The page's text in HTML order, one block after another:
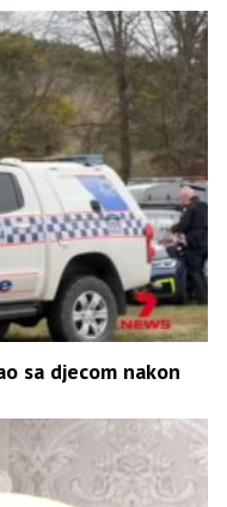
sa djecom nakon